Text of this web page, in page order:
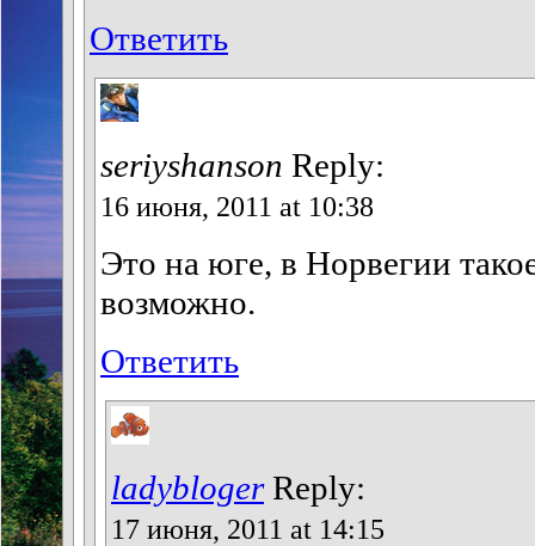
Ответить
seriyshanson Reply:
16 июня, 2011 at 10:38
Это на юге, в Норвегии
возможно.
Ответить
ladyblogerReply:
17 июня, 2011 at 14:15